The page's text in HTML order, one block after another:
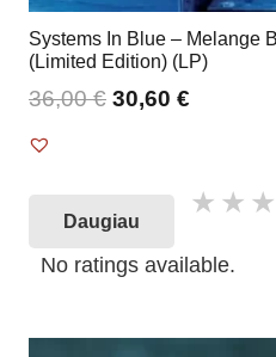
Systems In Blue – Melange
(Limited Edition) (LP)
36,00€ 30,60 €
Daugiau
No ratings available.